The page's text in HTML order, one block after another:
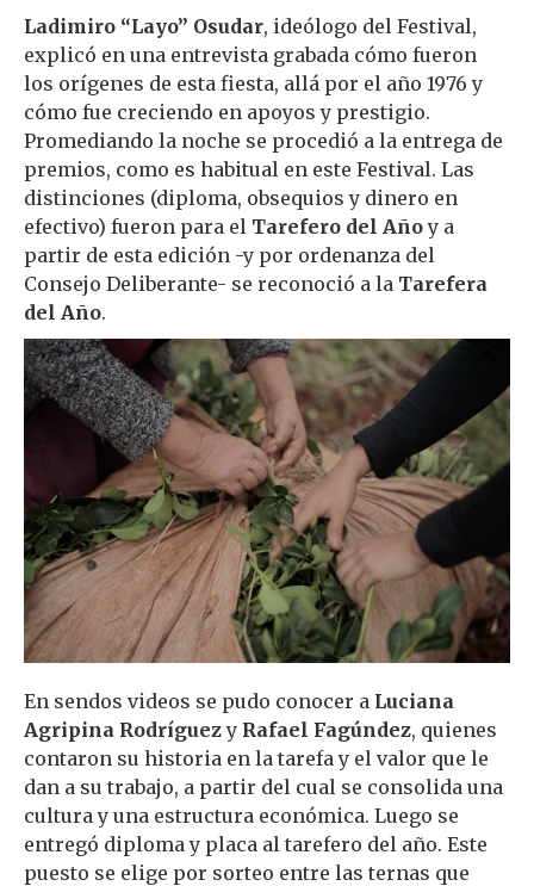
Ladimiro “Layo” Osudar, ideólogo del Festival,
explicó en una entrevista grabada cómo fueron
los orígenes de esta fiesta, allá por el año 1976 y
cómo fue creciendo en apoyos y prestigio.
Promediando la noche se procedió a la entrega de
premios, como es habitual en este Festival. Las
distinciones (diploma, obsequios y dinero en
efectivo) fueron para el Tarefero del Añoy a
partir de esta edición -y por ordenanza del
Consejo Deliberante- se reconoció a la Tarefera
del Año.
En sendos videos se pudo conocer a Luciana
Agripina Rodríguezy Rafael Fagúndez, quienes
contaron su historia en la tarefa y el valor que le
dan a su trabajo, a partir del cual se consolida una
cultura y una estructura económica. Luego se
entregó diploma y placa al tarefero del año. Este
puesto se elige por sorteo entre las ternas que